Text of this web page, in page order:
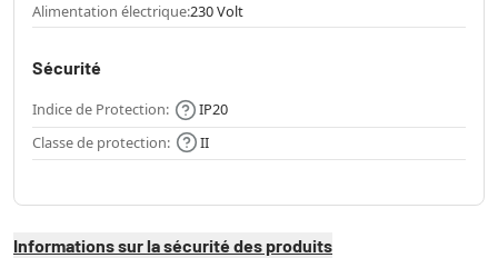
Alimentation électrique:230 Volt
Sécurité
Indice de Protection:
IP20
Classe de protection:
II
Informations sur la sécurité des produits